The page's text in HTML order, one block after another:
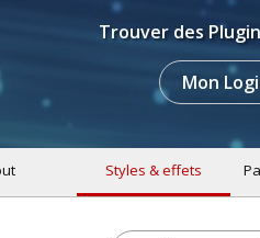
Trouver des
Mon
Styles & effets